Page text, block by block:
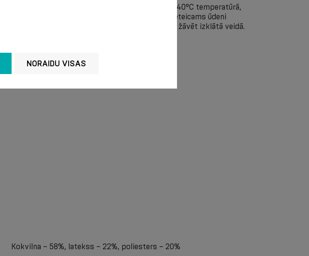
Iesakām mazgāšanu ar rokām, ziepju šķīdumā +40°С temperatūrā,
nelietojot balinošus līdzekļus. Netīrīt ķīmiski. Ieteicams ūdeni
viegli izspiest ar rokām, to neizgriežot, un jostu žāvēt izklātā veidā.
Kokvilna – 58%, latekss – 22%, poliesters – 20%
NORAIDU VISAS